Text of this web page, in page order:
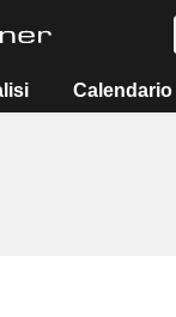
Calendario